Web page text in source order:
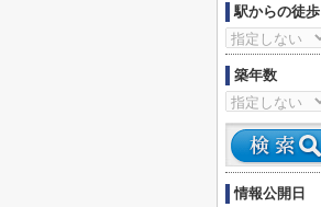
駅からの徒歩
築年数
情報公開日